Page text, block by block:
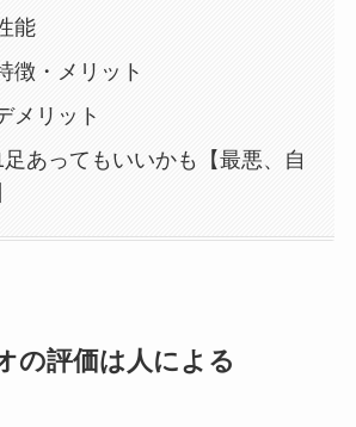
能
徴・メリット
メリット
あってもいいかも【最悪、自
の評価は人による